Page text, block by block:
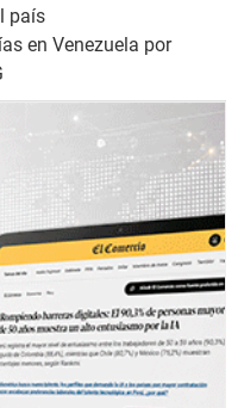
país
en Venezuela por